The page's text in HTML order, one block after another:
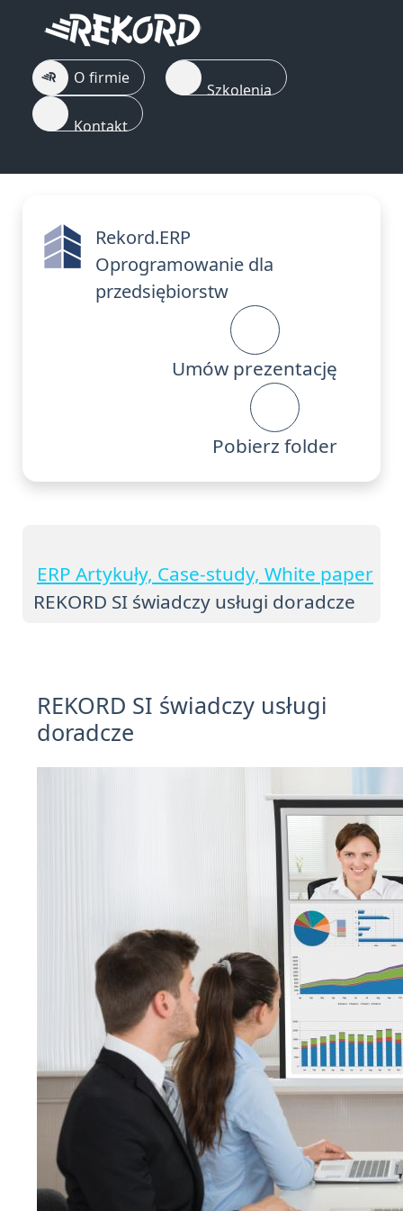
O firmie
Szkolenia
Kontakt
Rekord.ERP
Oprogramowanie dla
przedsiębiorstw
Umów prezentację
Pobierz folder
ERP Artykuły, Case-study, White paper
REKORD SI świadczy usługi doradcze
REKORD SI świadczy usługi
doradcze